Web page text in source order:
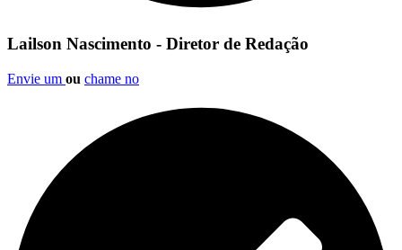
Lailson Nascimento - Diretor de Redação
Envie um ou chame no